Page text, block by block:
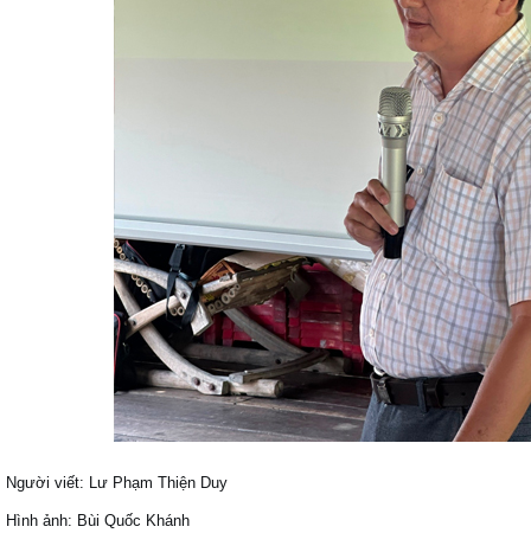
Người viết: Lư Phạm Thiện Duy
Hình ảnh: Bùi Quốc Khánh